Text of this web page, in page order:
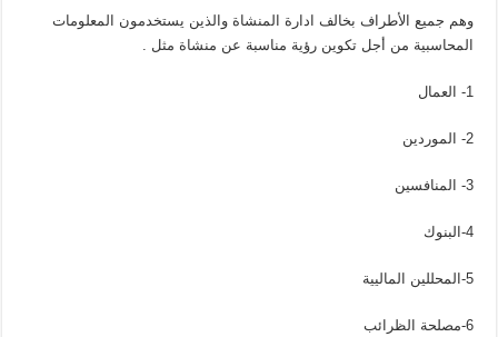
وهم جميع الأطراف بخالف ادارة المنشاة والذين يستخدمون المعلومات
المحاسبية من أجل تكوين رؤية مناسبة عن منشاة مثل .
1- العمال
2- الموردين
3- المنافسين
4-البنوك
5-المحللين الماليية
6-مصلحة الظرائب